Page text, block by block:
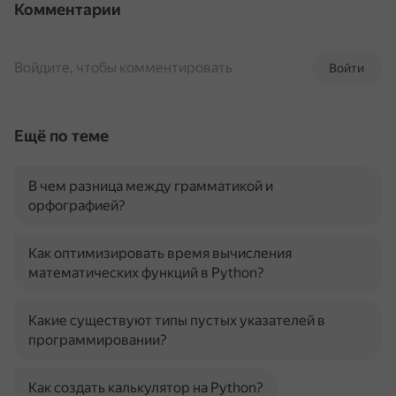
Комментарии
Войти
Войдите, чтобы комментировать
Ещё по теме
В чем разница между грамматикой и
орфографией?
Как оптимизировать время вычисления
математических функций в Python?
Какие существуют типы пустых указателей в
программировании?
Как создать калькулятор на Python?